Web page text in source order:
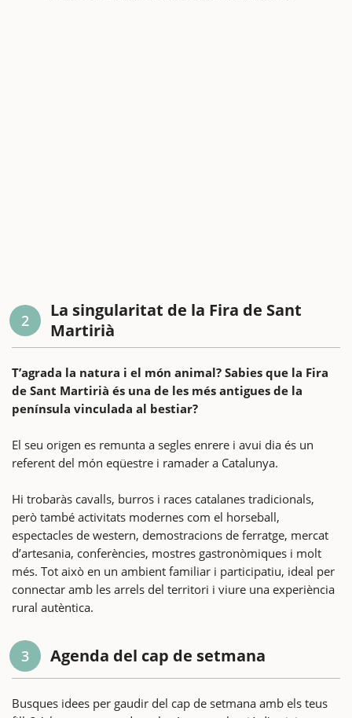
2
La singularitat de la Fira de Sant
Martirià
T’agrada la natura i el món animal? Sabies que la Fira
de Sant Martirià és una de les més antigues de la
península vinculada al bestiar?
El seu origen es remunta a segles enrere i avui dia és un
referent del món eqüestre i ramader a Catalunya.
Hi trobaràs cavalls, burros i races catalanes tradicionals,
però també activitats modernes com el horseball,
espectacles de western, demostracions de ferratge, mercat
d’artesania, conferències, mostres gastronòmiques i molt
més. Tot això en un ambient familiar i participatiu, ideal per
connectar amb les arrels del territori i viure una experiència
rural autèntica.
3 Agenda del cap de setmana
Busques idees per gaudir del cap de setmana amb els teus